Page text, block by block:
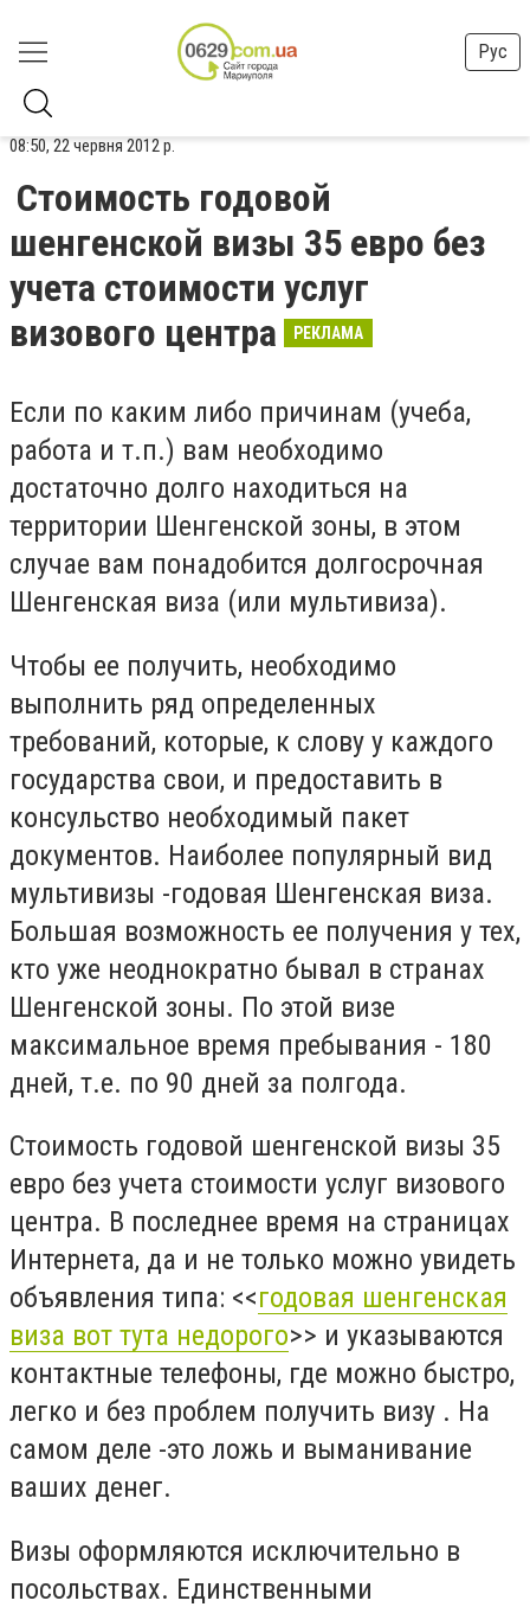
Рус
08:50, 22 червня 2012 р.
Стоимость годовой
шенгенской визы 35 евро без
учета стоимости услуг
визового центра
РЕКЛАМА
Если по каким либо причинам (учеба,
работа и т.п.) вам необходимо
достаточно долго находиться на
территории Шенгенской зоны, в этом
случае вам понадобится долгосрочная
Шенгенская виза (или мультивиза).
Чтобы ее получить, необходимо
выполнить ряд определенных
требований, которые, к слову у каждого
государства свои, и предоставить в
консульство необходимый пакет
документов. Наиболее популярный вид
мультивизы -годовая Шенгенская виза.
Большая возможность ее получения у тех,
кто уже неоднократно бывал в странах
Шенгенской зоны. По этой визе
максимальное время пребывания - 180
дней, т.е. по 90 дней за полгода.
Стоимость годовой шенгенской визы 35
евро без учета стоимости услуг визового
центра. В последнее время на страницах
Интернета, да и не только можно увидеть
объявления типа: <<годовая шенгенская
виза вот тута недорого>> и указываются
контактные телефоны, где можно быстро,
легко и без проблем получить визу . На
самом деле -это ложь и выманивание
ваших денег.
Визы оформляются исключительно в
посольствах. Единственными